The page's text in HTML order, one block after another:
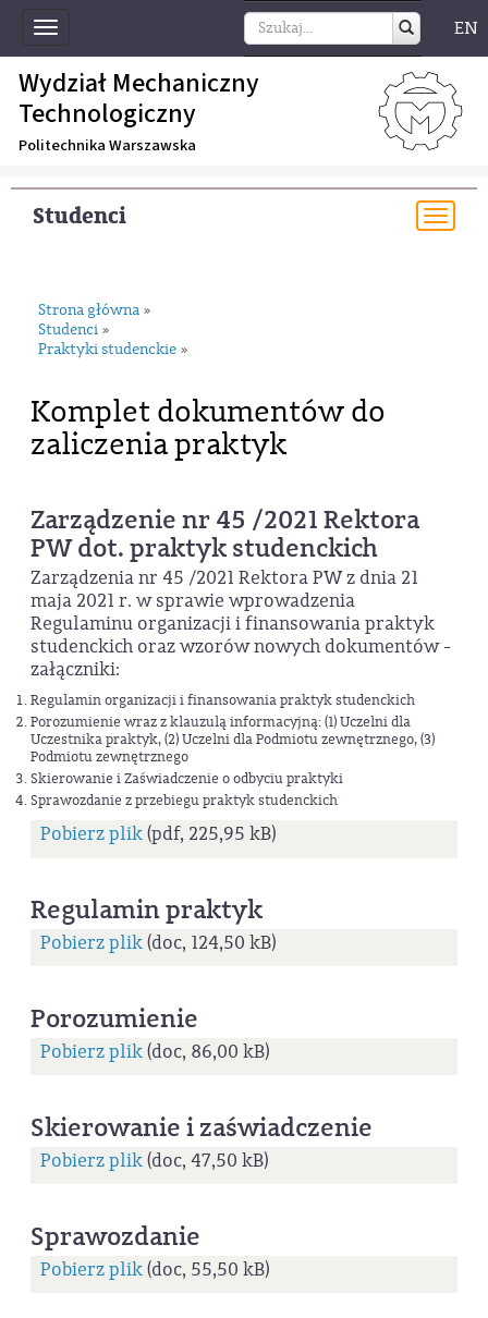
Toggle
navigation
EN
Wydział Mechaniczny
Technologiczny
Politechnika Warszawska
Studenci
Strona główna »
Studenci »
Praktyki studenckie »
Komplet dokumentów do
zaliczenia praktyk
Zarządzenie nr 45 /2021 Rektora
PW dot. praktyk studenckich
Zarządzenia nr 45 /2021 Rektora PW z dnia 21
maja 2021 r. w sprawie wprowadzenia
Regulaminu organizacji i finansowania praktyk
studenckich oraz wzorów nowych dokumentów -
załączniki:
Regulamin organizacji i finansowania praktyk studenckich
Porozumienie wraz z klauzulą informacyjną: (1) Uczelni dla
Uczestnika praktyk, (2) Uczelni dla Podmiotu zewnętrznego, (3)
Podmiotu zewnętrznego
Skierowanie i Zaświadczenie o odbyciu praktyki
Sprawozdanie z przebiegu praktyk studenckich
Pobierz plik(pdf, 225,95 kB)
Regulamin praktyk
Pobierz plik(doc, 124,50 kB)
Porozumienie
Pobierz plik(doc, 86,00 kB)
Skierowanie i zaświadczenie
Pobierz plik(doc, 47,50 kB)
Sprawozdanie
Pobierz plik(doc, 55,50 kB)